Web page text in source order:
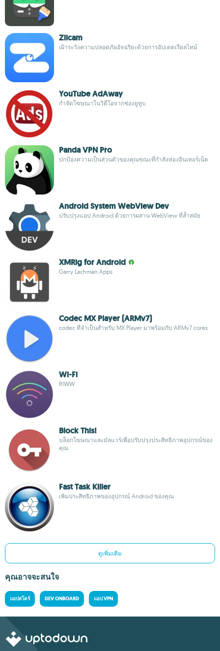
Ziicam
เฝ้าระวังความปลอดภัยอัจฉริยะด้วยการอัปเดตเรียลไทม์
YouTube AdAway
กำจัดโฆษณาในวิดีโอจากช่องยูทูบ
Panda VPN Pro
ปกป้องความเป็นส่วนตัวของคุณขณะที่กำลังท่องอินเทอร์เน็ต
Android System WebView Dev
ปรับปรุงแอป Android ด้วยการผสาน WebView ที่ล้ำสมัย
XMRig for Android
Garry Lachman Apps
Codec MX Player (ARMv7)
codec ที่จำเป็นสำหรับ MX Player มาพร้อมกับ ARMv7 cores
Wi-Fi
RIWW
Block This!
บล็อกโฆษณาและมัลแวร์เพื่อปรับปรุงประสิทธิภาพอุปกรณ์ของ
คุณ
Fast Task Killer
เพิ่มประสิทธิภาพของอุปกรณ์ Android ของคุณ
ดูเพิ่มเติม
คุณอาจจะสนใจ
แอปสโตร์ DEV ONBOARD แอป VPN